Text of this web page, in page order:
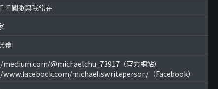
千闋歌與我常在
體
@michaelchu_73917（官方網站）
michaeliswriteperson/（Facebook）